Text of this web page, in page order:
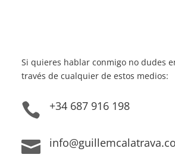
Si quieres hablar conmigo no dudes
través de cualquier de estos medios:
 +34 687 916 198
